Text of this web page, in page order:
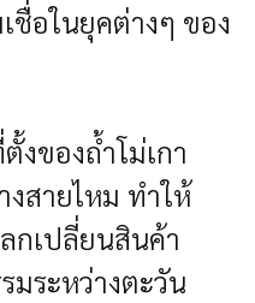
ชื่อในยุคต่างๆ ของ
งของถ้ำโม่เกา
งสายไหม ทำให้
กเปลี่ยนสินค้า
มระหว่างตะวัน